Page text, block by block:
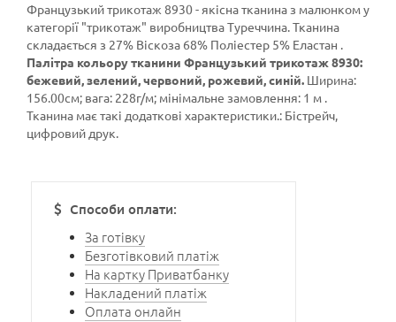
Французький трикотаж 8930 - якісна тканина з малюнком у
категорії "трикотаж" виробництва Туреччина. Тканина
складається з 27% Віскоза 68% Поліестер 5% Еластан .
Палітра кольору тканини Французький трикотаж 8930:
бежевий, зелений, червоний, рожевий, синій. Ширина:
156.00см; вага: 228г/м; мінімальне замовлення: 1 м .
Тканина має такі додаткові характеристики.: Бістрейч,
цифровий друк.
Способи оплати:
За готівку
Безготівковий платіж
На картку Приватбанку
Накладений платіж
Оплата онлайн